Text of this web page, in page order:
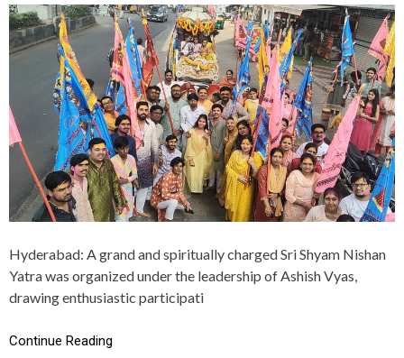
न
के
से
मी
फा
न
ल
में
प
हुं
च
ने
की
उ
दें
र
S
R
I
S
H
Y
A
M
N
I
S
H
A
N
A
Hyderabad: A grand and spiritually charged Sri Shyam Nishan
Yatra was organized under the leadership of Ashish Vyas,
drawing enthusiastic participati
Continue Reading